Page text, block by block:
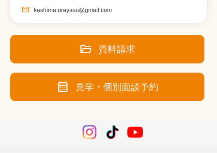
email kashima.urayasu@gmail.com
folder_open 資料請求
calendar_month 見学・個別面談予約